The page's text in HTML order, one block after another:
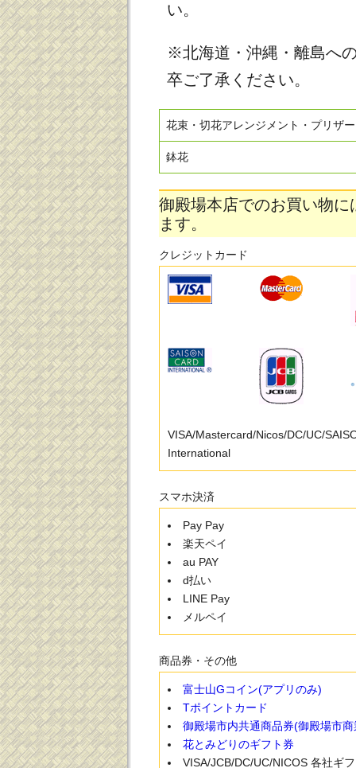
い。
※北海道・沖縄・離島へ
卒ご了承ください。
花束・切花アレンジメント・プリザ
鉢花
御殿場本店でのお買い物
ます。
クレジットカード
VISA/Mastercard/Nicos/DC/UC/
International
スマホ決済
Pay Pay
楽天ペイ
au PAY
d払い
LINE Pay
メルペイ
商品券・その他
富士山Gコイン(アプリのみ)
Tポイントカード
御殿場市内共通商品券(御殿場市
花とみどりのギフト券
VISA/JCB/DC/UC/NICOS 各社ギ